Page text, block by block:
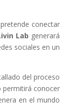
conectar
Lab generará
sociales en un
del proceso
permitirá conocer
en el mundo